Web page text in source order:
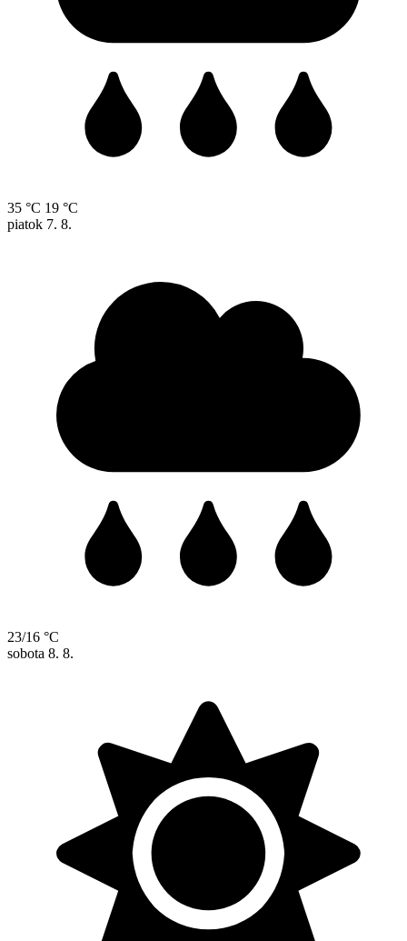
35 °C 19 °C
piatok 7. 8.
23/16 °C
sobota 8. 8.